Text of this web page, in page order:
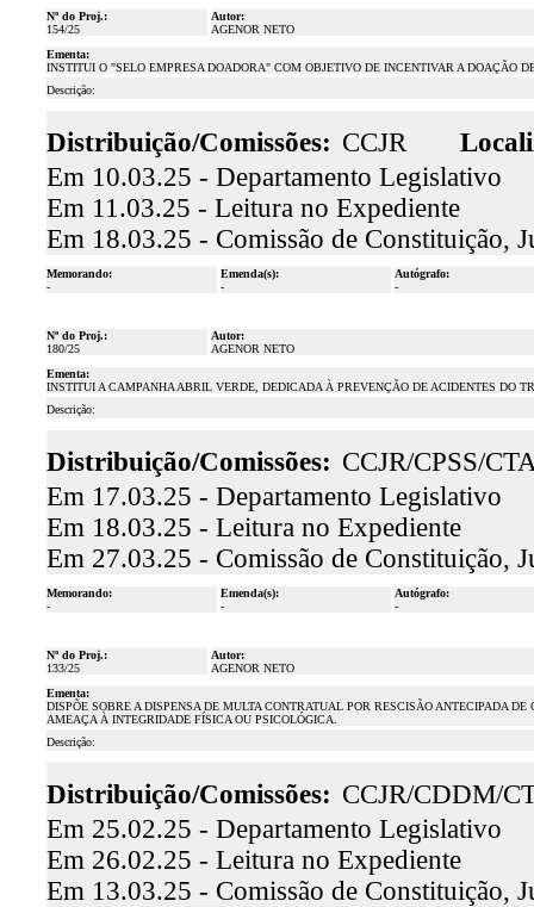
Nº do Proj.:
154/25
Autor:
AGENOR NETO
Ementa:
INSTITUI O "SELO EMPRESA DOADORA" COM OBJETIVO DE INCENTIVAR A DOAÇÃO
Descrição:
Distribuição/Comissões: CCJR
Em 10.03.25 - Departamento Legislativo
Em 11.03.25 - Leitura no Expediente
Em 18.03.25 - Comissão de Constituição,
Memorando:
-
Emenda(s):
-
Autógrafo:
-
Nº do Proj.:
180/25
Autor:
AGENOR NETO
Ementa:
INSTITUI A CAMPANHA ABRIL VERDE, DEDICADA À PREVENÇÃO DE ACIDENTES DO
Descrição:
Distribuição/Comissões: CCJR/CPSS/
Em 17.03.25 - Departamento Legislativo
Em 18.03.25 - Leitura no Expediente
Em 27.03.25 - Comissão de Constituição,
Memorando:
-
Emenda(s):
-
Autógrafo:
-
Nº do Proj.:
133/25
Autor:
AGENOR NETO
Ementa:
DISPÕE SOBRE A DISPENSA DE MULTA CONTRATUAL POR RESCISÃO ANTECIPADA
AMEAÇA À INTEGRIDADE FÍSICA OU PSICOLÓGICA.
Descrição:
Distribuição/Comissões: CCJR/CDDM/
Em 25.02.25 - Departamento Legislativo
Em 26.02.25 - Leitura no Expediente
Em 13.03.25 - Comissão de Constituição,